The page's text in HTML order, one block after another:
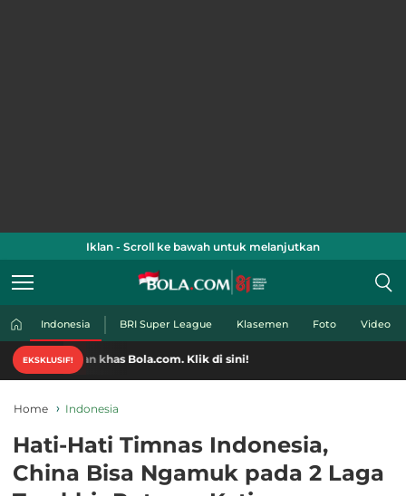
Iklan - Scroll ke bawah untuk melanjutkan
Indonesia BRI Super League Klasemen Foto Video
EKSKLUSIF!
khas Bola.com. Klik di sini!
Home Indonesia
Hati-Hati Timnas Indonesia,
China Bisa Ngamuk pada 2 Laga